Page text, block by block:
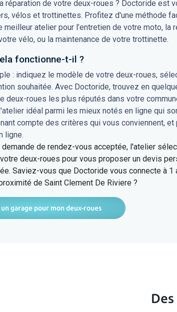
réparation de votre deux-roues ? Doctoride est
vélos et trottinettes. Profitez d'une méthode
meilleur atelier pour l’entretien de votre moto, la
vélo, ou la maintenance de votre trottinette.
fonctionne-t-il ?
: indiquez le modèle de votre deux-roues,
souhaitée. Avec Doctoride, trouvez en
deux-roues les plus réputés dans votre
idéal parmi les mieux notés en ligne qui
compte des critères qui vous conviennent,
ligne.
de rendez-vous acceptée, l'atelier
deux-roues pour vous proposer un devis
Saviez-vous que Doctoride vous connecte à
de Saint Clement De Riviere ?
garage pour mon deux-roues